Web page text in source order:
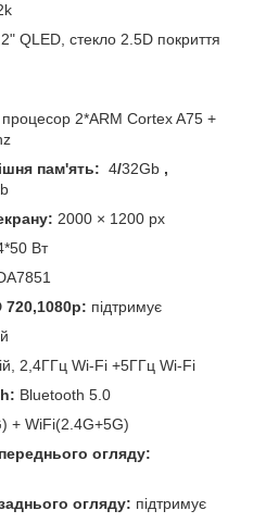
QLED, стекло 2.5D покриття
2*ARM Cortex A75 +
пам'ять: 4/32Gb ,
2000 × 1200 px
Вт
720,1080р: підтримує
2,4ГГц Wi-Fi +5ГГц Wi-Fi
Bluetooth 5.0
+ WiFi(2.4G+5G)
огляду:
огляду: підтримує